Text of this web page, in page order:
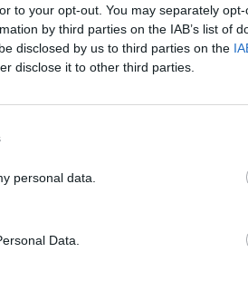
to your opt-out. You may separately
by third parties on the IAB’s list of
disclosed by us to third parties on the
disclose it to other third parties.
personal data.
Data.
στο ελάχιστο.
με το 166 (ΕΚΑΒ) ή
τις Δομές Υγείας και τις